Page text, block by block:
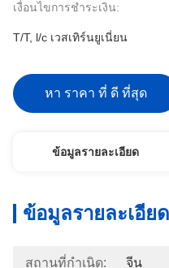
เงื่อนไขการชำระเงิน:
T/T, l/c เวสเทิร์นยูเนี่ยน
หา ราคา ที่ ดี ที่สุด
ข้อมูลรายละเอียด
ข้อมูลรายละเอียด
สถานที่กำเนิด: จีน